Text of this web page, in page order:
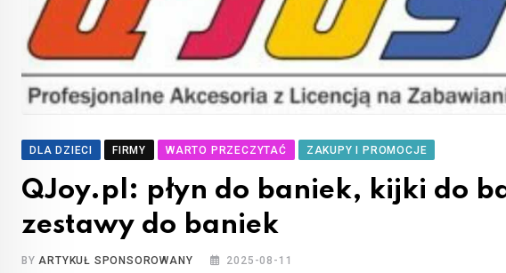
DLA DZIECI FIRMY WARTO PRZECZYTAĆ ZAKUPY I PROMOCJE
QJoy.pl: płyn do baniek, kijki do
zestawy do baniek
BY ARTYKUŁ SPONSOROWANY 2025-08-11